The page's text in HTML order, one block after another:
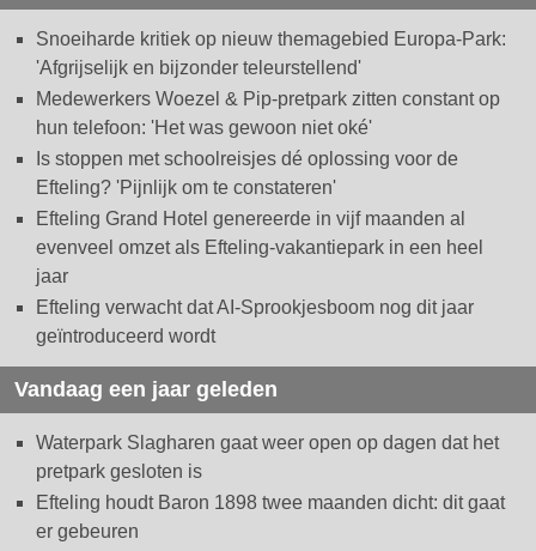
Snoeiharde kritiek op nieuw themagebied Europa-Park:
'Afgrijselijk en bijzonder teleurstellend'
Medewerkers Woezel & Pip-pretpark zitten constant op
hun telefoon: 'Het was gewoon niet oké'
Is stoppen met schoolreisjes dé oplossing voor de
Efteling? 'Pijnlijk om te constateren'
Efteling Grand Hotel genereerde in vijf maanden al
evenveel omzet als Efteling-vakantiepark in een heel
jaar
Efteling verwacht dat AI-Sprookjesboom nog dit jaar
geïntroduceerd wordt
Vandaag een jaar geleden
Waterpark Slagharen gaat weer open op dagen dat het
pretpark gesloten is
Efteling houdt Baron 1898 twee maanden dicht: dit gaat
er gebeuren